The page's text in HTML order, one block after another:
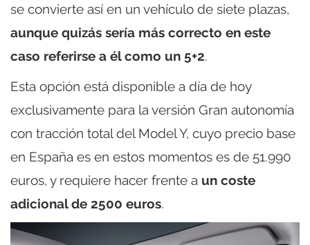
se convierte así en un vehículo de siete plazas,
aunque quizás sería más correcto en este
caso referirse a él como un 5+2.
Esta opción está disponible a día de hoy
exclusivamente para la versión Gran autonomía
con tracción total del Model Y, cuyo precio base
en España es en estos momentos es de 51.990
euros, y requiere hacer frente a un coste
adicional de 2500 euros.